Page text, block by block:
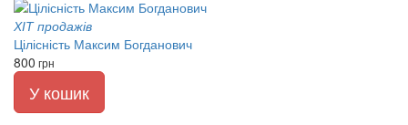
ХІТ продажів
Цілісність Максим Богданович
800 грн
У кошик